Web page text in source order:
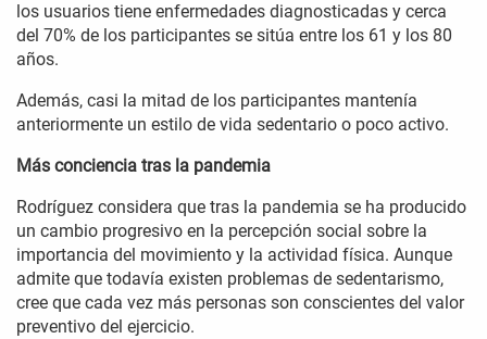
los usuarios tiene enfermedades diagnosticadas y cerca
del 70% de los participantes se sitúa entre los 61 y los 80
años.
Además, casi la mitad de los participantes mantenía
anteriormente un estilo de vida sedentario o poco activo.
Más conciencia tras la pandemia
Rodríguez considera que tras la pandemia se ha producido
un cambio progresivo en la percepción social sobre la
importancia del movimiento y la actividad física. Aunque
admite que todavía existen problemas de sedentarismo,
cree que cada vez más personas son conscientes del valor
preventivo del ejercicio.